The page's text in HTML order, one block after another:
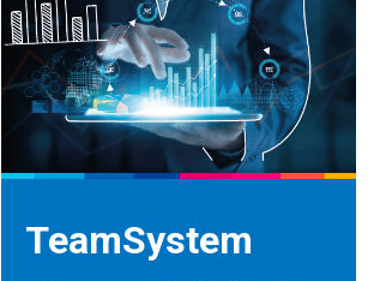
TeamSystem